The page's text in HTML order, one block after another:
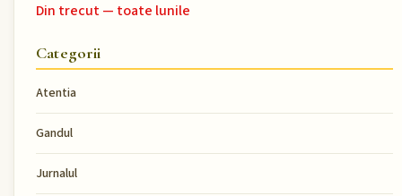
Din trecut — toate lunile
Categorii
Atentia
Gandul
Jurnalul